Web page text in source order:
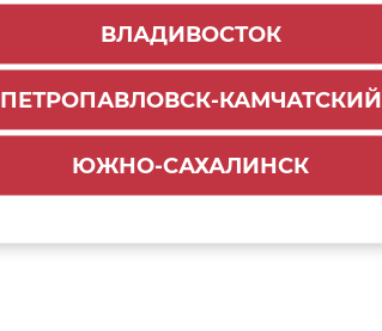
ВЛАДИВОСТОК
ПЕТРОПАВЛОВСК-КАМЧАТСКИЙ
ЮЖНО-САХАЛИНСК